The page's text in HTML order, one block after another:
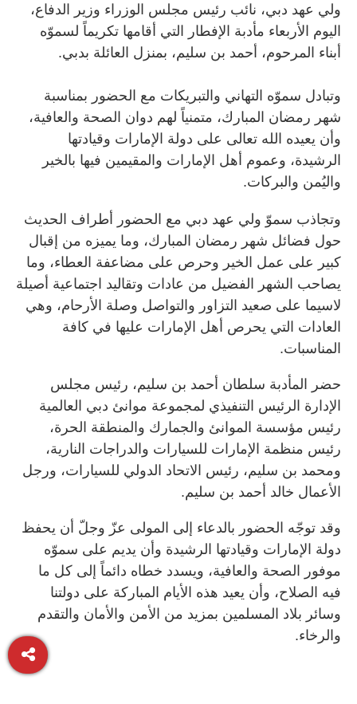
ولي عهد دبي، نائب رئيس مجلس الوزراء وزير الدفاع،
اليوم الأربعاء مأدبة الإفطار التي أقامها تكريماً لسموّه
أبناء المرحوم، أحمد بن سليم، بمنزل العائلة بدبي.
وتبادل سموّه التهاني والتبريكات مع الحضور بمناسبة
شهر رمضان المبارك، متمنياً لهم دوان الصحة والعافية،
وأن يعيده الله تعالى على دولة الإمارات وقيادتها
الرشيدة، وعموم أهل الإمارات والمقيمين فيها بالخير
واليُمن والبركات.
وتجاذب سموّ ولي عهد دبي مع الحضور أطراف الحديث
حول فضائل شهر رمضان المبارك، وما يميزه من إقبال
كبير على عمل الخير وحرص على مضاعفة العطاء، وما
يصاحب الشهر الفضيل من عادات وتقاليد اجتماعية أصيلة
لاسيما على صعيد التزاور والتواصل وصلة الأرحام، وهي
العادات التي يحرص أهل الإمارات عليها في كافة
المناسبات.
حضر المأدبة سلطان أحمد بن سليم، رئيس مجلس
الإدارة الرئيس التنفيذي لمجموعة موانئ دبي العالمية
رئيس مؤسسة الموانئ والجمارك والمنطقة الحرة،
رئيس منظمة الإمارات للسيارات والدراجات النارية،
ومحمد بن سليم، رئيس الاتحاد الدولي للسيارات، ورجل
الأعمال خالد أحمد بن سليم.
وقد توجّه الحضور بالدعاء إلى المولى عزّ وجلّ أن يحفظ
دولة الإمارات وقيادتها الرشيدة وأن يديم على سموّه
موفور الصحة والعافية، ويسدد خطاه دائماً إلى كل ما
فيه الصلاح، وأن يعيد هذه الأيام المباركة على دولتنا
وسائر بلاد المسلمين بمزيد من الأمن والأمان والتقدم
والرخاء.